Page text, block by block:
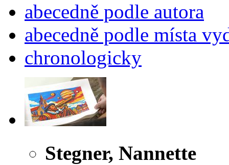
abecedně podle autora
abecedně podle místa
chronologicky
Stegner, Nannette